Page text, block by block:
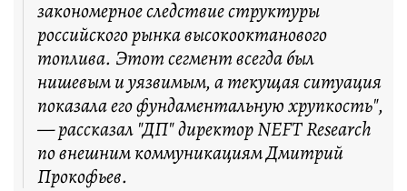
закономерное следствие структуры
российского рынка высокооктанового
топлива. Этот сегмент всегда был
нишевым и уязвимым, а текущая ситуация
показала его фундаментальную хрупкость",
— рассказал "ДП" директор NEFT Research
по внешним коммуникациям Дмитрий
Прокофьев.